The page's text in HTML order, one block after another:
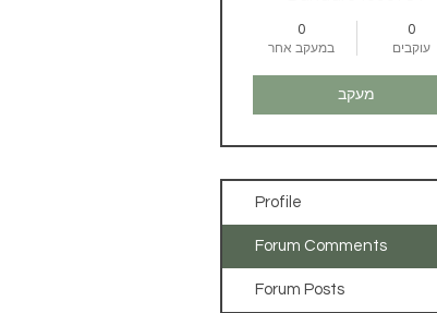
0
עוקבים
0
במעקב אחר
מעקב
Profile
Forum Comments
Forum Posts